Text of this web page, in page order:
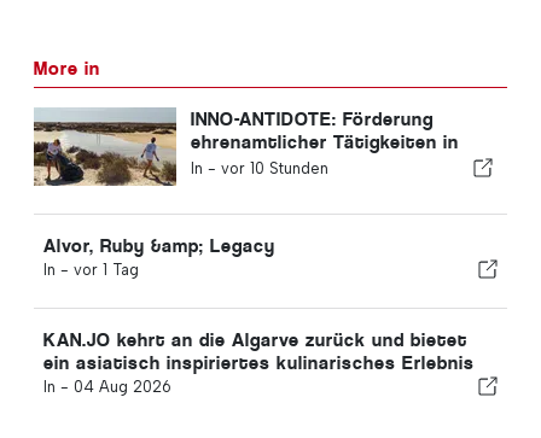
More in
INNO-ANTIDOTE: Förderung
ehrenamtlicher Tätigkeiten in
Portugal
In - vor 10 Stunden
Alvor, Ruby &amp; Legacy
In - vor 1 Tag
KAN.JO kehrt an die Algarve zurück und bietet
ein asiatisch inspiriertes kulinarisches Erlebnis
In - 04 Aug 2026